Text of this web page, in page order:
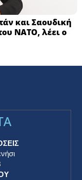
και Σαουδική
ΝΑΤΟ, λέει ο